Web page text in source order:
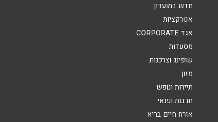
נושא*
אנא חזרו אלי בקשר ל...
הודעה*
חדש במועדון
אטרקציות
אגד CORPORATE
מסעדות
שופינג וצרכנות
מזון
תיירות ונופש
תרבות ופנאי
אורח חיים בריא